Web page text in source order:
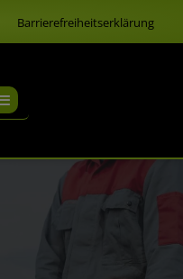
Barrierefreiheitserklärung